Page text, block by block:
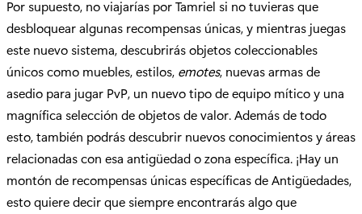
Por supuesto, no viajarías por Tamriel si no tuvieras que
desbloquear algunas recompensas únicas, y mientras juegas
este nuevo sistema, descubrirás objetos coleccionables
únicos como muebles, estilos, emotes, nuevas armas de
asedio para jugar PvP, un nuevo tipo de equipo mítico y una
magnífica selección de objetos de valor. Además de todo
esto, también podrás descubrir nuevos conocimientos y áreas
relacionadas con esa antigüedad o zona específica. ¡Hay un
montón de recompensas únicas específicas de Antigüedades,
esto quiere decir que siempre encontrarás algo que